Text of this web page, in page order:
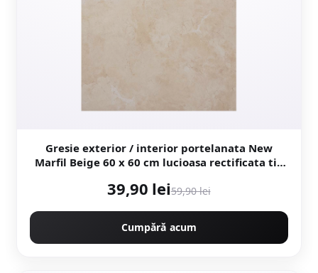
Gresie exterior / interior portelanata New
Marfil Beige 60 x 60 cm lucioasa rectificata tip
39,90 lei59,90 lei
Cumpără acum